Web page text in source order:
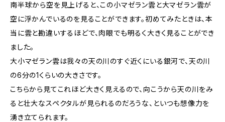
南半球から空を見上げると、この小マゼラン雲と大マゼラン雲が
空に浮かんでいるのを見ることができます。初めてみたときは、本
当に雲と勘違いするほどで、肉眼でも明るく大きく見ることができ
ました。
大小マゼラン雲は我々の天の川のすぐ近くにいる銀河で、天の川
の6分の1くらいの大きさです。
こちらから見てこれほど大きく見えるので、向こうから天の川をみ
ると壮大なスペクタルが見られるのだろうな、といつも想像力を
湧き立てられます。